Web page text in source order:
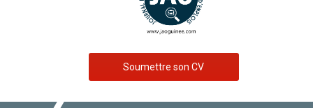
Soumettre son CV